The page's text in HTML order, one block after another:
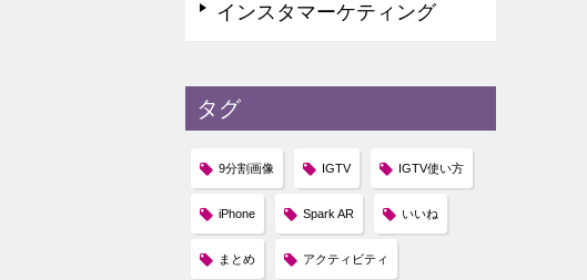
インスタマーケティング
タグ
9分割画像 IGTV IGTV使い方
iPhone Spark AR いいね
まとめ アクティビティ